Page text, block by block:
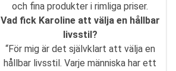
och fina produkter i rimliga priser.
Vad fick Karoline att välja en hållbar
livsstil?
“För mig är det självklart att välja en
hållbar livsstil. Varje människa har ett